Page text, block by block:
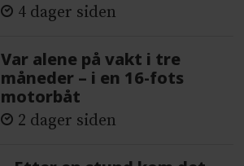
4 dager siden
Var alene på vakt i tre
måneder – i en 16-fots
motorbåt
2 dager siden